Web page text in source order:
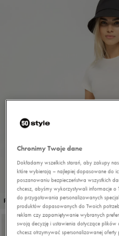
PROMO: DO -30%
Chronimy Twoje dane
Dokładamy wszelkich starań, aby zakupy
które wybierają – najlepiej dopasowane do
poszanowaniu bezpieczeństwa wszystkich
chcesz, abyśmy wykorzystywali informacje o
do przygotowania personalizowanych
produktów dopasowanych do Twoich
reklam czy zapamiętywanie wybranych
swoją decyzję i ustawienia dotyczące plików
chcesz otrzymywać spersonalizowanej